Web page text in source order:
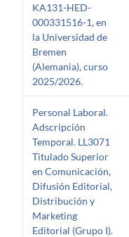
KA131-HED-
000331516-1, en
la Universidad de
Bremen
(Alemania), curso
2025/2026.
Personal Laboral.
Adscripción
Temporal. LL3071
Titulado Superior
en Comunicación,
Difusión Editorial,
Distribución y
Marketing
Editorial (Grupo I).